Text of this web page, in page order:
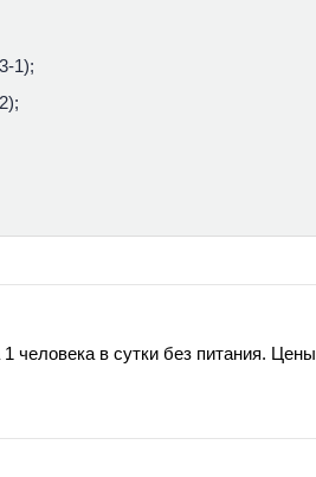
1);
человека в сутки без питания. Цены